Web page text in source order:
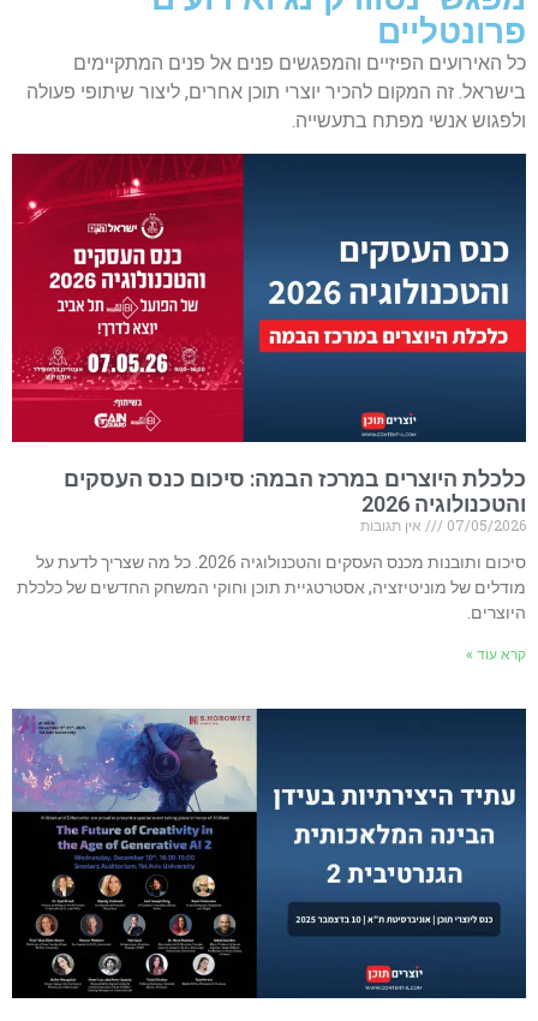
פרונטליים
כל האירועים הפיזיים והמפגשים פנים אל פנים המתקיימים
בישראל. זה המקום להכיר יוצרי תוכן אחרים, ליצור שיתופי פעולה
ולפגוש אנשי מפתח בתעשייה.
כלכלת היוצרים במרכז הבמה: סיכום כנס העסקים
והטכנולוגיה 2026
07/05/2026
אין תגובות
סיכום ותובנות מכנס העסקים והטכנולוגיה 2026. כל מה שצריך לדעת על
מודלים של מוניטיזציה, אסטרטגיית תוכן וחוקי המשחק החדשים של כלכלת
היוצרים.
קרא עוד »